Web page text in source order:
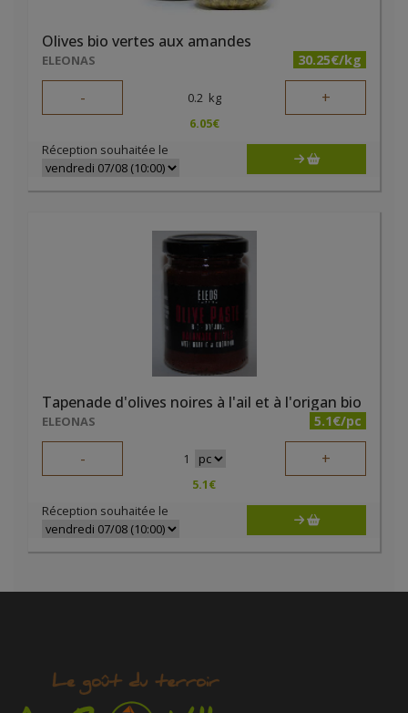
Olives bio vertes aux amandes
ELEONAS 30.25€/kg
- 0.2 kg +
6.05€
Réception souhaitée le
Tapenade d'olives noires à l'ail et à l'origan bio
ELEONAS 5.1€/pc
- 1 +
5.1€
Réception souhaitée le